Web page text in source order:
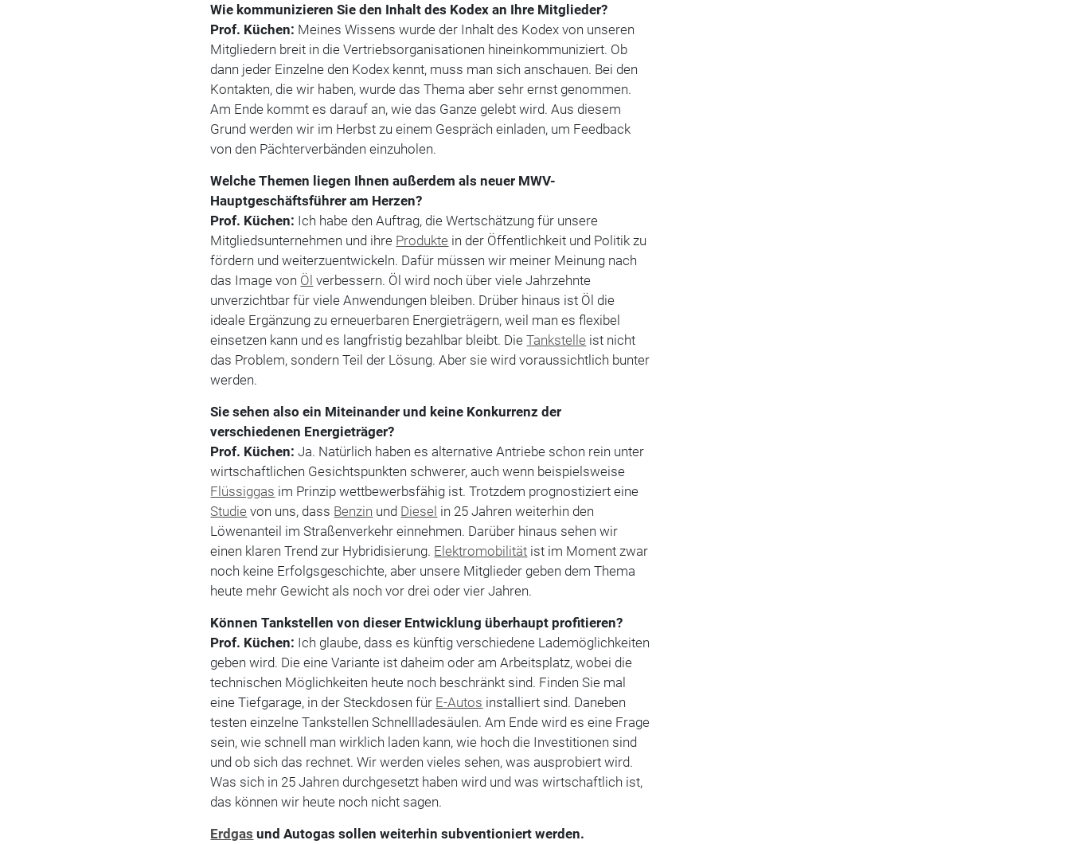
Wie kommunizieren Sie den Inhalt des Kodex an Ihre Mitglieder?
Prof. Küchen: Meines Wissens wurde der Inhalt des Kodex von unseren
Mitgliedern breit in die Vertriebsorganisationen hineinkommuniziert. Ob
dann jeder Einzelne den Kodex kennt, muss man sich anschauen. Bei den
Kontakten, die wir haben, wurde das Thema aber sehr ernst genommen.
Am Ende kommt es darauf an, wie das Ganze gelebt wird. Aus diesem
Grund werden wir im Herbst zu einem Gespräch einladen, um Feedback
von den Pächterverbänden einzuholen.
Welche Themen liegen Ihnen außerdem als neuer MWV-
Hauptgeschäftsführer am Herzen?
Prof. Küchen: Ich habe den Auftrag, die Wertschätzung für unsere
Mitgliedsunternehmen und ihre Produkte in der Öffentlichkeit und Politik zu
fördern und weiterzuentwickeln. Dafür müssen wir ­meiner Meinung nach
das Image von Öl verbessern. Öl wird noch über viele Jahrzehnte
unverzichtbar für viele Anwendungen bleiben. Drüber hinaus ist Öl die
ideale Ergänzung zu erneuerbaren Energieträgern, weil man es flexibel
einsetzen kann und es langfristig bezahlbar bleibt. DieTankstelle ist nicht
das Problem, sondern Teil der Lösung. Aber sie wird voraussichtlich bunter
werden.
Sie sehen also ein Miteinander und ­keine Konkurrenz der
verschiedenen Energieträger?
Prof. Küchen: Ja. Natürlich haben es alternative Antriebe schon rein unter
wirtschaftlichen Gesichtspunkten schwerer, auch wenn beispielsweise
Flüssiggas im Prinzip wettbewerbsfähig ist. Trotzdem prognostiziert eine
Studie von uns, dass Benzin und Diesel in 25 Jahren weiterhin den
Löwenanteil im Straßenverkehr einnehmen. Darüber hinaus sehen wir
einen klaren Trend zur Hybridisierung. Elektromobilität ist im Moment zwar
noch keine Erfolgsgeschichte, aber unsere Mitglieder geben dem ­Thema
heute mehr Gewicht als noch vor drei oder vier Jahren.
Können Tankstellen von dieser Entwicklung überhaupt profitieren?
Prof. Küchen: Ich glaube, dass es künftig verschiedene Lademöglichkeiten
geben wird. Die eine Variante ist daheim oder am Arbeitsplatz, wobei die
technischen Möglichkeiten heute noch beschränkt sind. ­Finden Sie mal
eine Tiefgarage, in der Steckdosen für E-Autos installiert sind. Daneben
testen einzelne Tankstellen Schnelllade­säulen. Am Ende wird es eine Frage
sein, wie schnell man wirklich laden kann, wie hoch die Investitionen sind
und ob sich das rechnet. Wir werden vieles sehen, was ausprobiert wird.
Was sich in 25 Jahren durchgesetzt haben wird und was wirtschaftlich ist,
das können wir heute noch nicht sagen.
Erdgas und Autogas sollen weiterhin subventioniert werden.